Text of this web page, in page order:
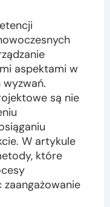
aspektami w
są nie
W artykule
które